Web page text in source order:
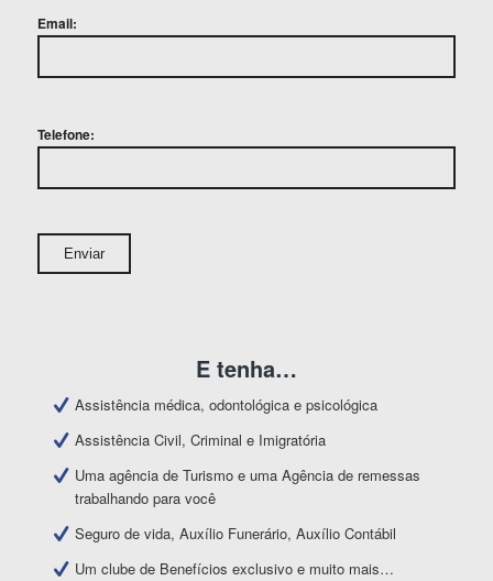
Email:
Telefone:
E tenha…
Assistência médica, odontológica e psicológica
Assistência Civil, Criminal e Imigratória
Uma agência de Turismo e uma Agência de remessas
trabalhando para você
Seguro de vida, Auxílio Funerário, Auxílio Contábil
Um clube de Benefícios exclusivo e muito mais…